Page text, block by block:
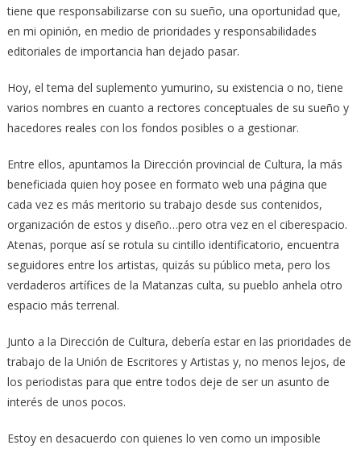
tiene que responsabilizarse con su sueño, una oportunidad que,
en mi opinión, en medio de prioridades y responsabilidades
editoriales de importancia han dejado pasar.
Hoy, el tema del suplemento yumurino, su existencia o no, tiene
varios nombres en cuanto a rectores conceptuales de su sueño y
hacedores reales con los fondos posibles o a gestionar.
Entre ellos, apuntamos la Dirección provincial de Cultura, la más
beneficiada quien hoy posee en formato web una página que
cada vez es más meritorio su trabajo desde sus contenidos,
organización de estos y diseño…pero otra vez en el ciberespacio.
Atenas, porque así se rotula su cintillo identificatorio, encuentra
seguidores entre los artistas, quizás su público meta, pero los
verdaderos artífices de la Matanzas culta, su pueblo anhela otro
espacio más terrenal.
Junto a la Dirección de Cultura, debería estar en las prioridades de
trabajo de la Unión de Escritores y Artistas y, no menos lejos, de
los periodistas para que entre todos deje de ser un asunto de
interés de unos pocos.
Estoy en desacuerdo con quienes lo ven como un imposible